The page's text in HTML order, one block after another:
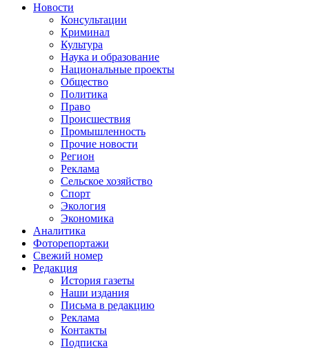
Новости
Консультации
Криминал
Культура
Наука и образование
Национальные проекты
Общество
Политика
Право
Происшествия
Промышленность
Прочие новости
Регион
Реклама
Сельское хозяйство
Спорт
Экология
Экономика
Аналитика
Фоторепортажи
Свежий номер
Редакция
История газеты
Наши издания
Письма в редакцию
Реклама
Контакты
Подписка